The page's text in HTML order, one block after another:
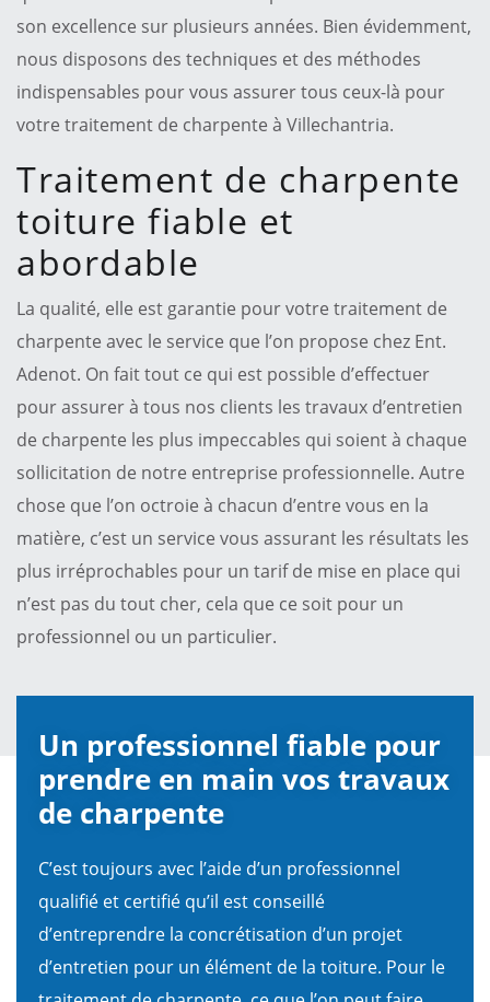
son excellence sur plusieurs années. Bien évidemment,
nous disposons des techniques et des méthodes
indispensables pour vous assurer tous ceux-là pour
votre traitement de charpente à Villechantria.
Traitement de charpente
toiture fiable et
abordable
La qualité, elle est garantie pour votre traitement de
charpente avec le service que l’on propose chez Ent.
Adenot. On fait tout ce qui est possible d’effectuer
pour assurer à tous nos clients les travaux d’entretien
de charpente les plus impeccables qui soient à chaque
sollicitation de notre entreprise professionnelle. Autre
chose que l’on octroie à chacun d’entre vous en la
matière, c’est un service vous assurant les résultats les
plus irréprochables pour un tarif de mise en place qui
n’est pas du tout cher, cela que ce soit pour un
professionnel ou un particulier.
Un professionnel fiable pour
prendre en main vos travaux
de charpente
C’est toujours avec l’aide d’un professionnel
qualifié et certifié qu’il est conseillé
d’entreprendre la concrétisation d’un projet
d’entretien pour un élément de la toiture. Pour le